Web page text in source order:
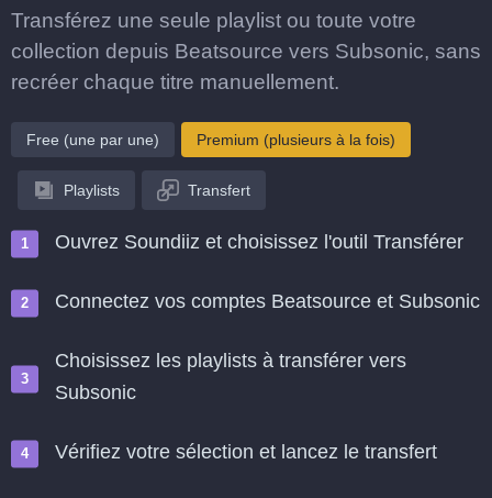
Transférez une seule playlist ou toute votre
collection depuis Beatsource vers Subsonic, sans
recréer chaque titre manuellement.
Free (une par une) Premium (plusieurs à la fois)
Playlists Transfert
Ouvrez Soundiiz et choisissez l'outil Transférer
Connectez vos comptes Beatsource et Subsonic
Choisissez les playlists à transférer vers
Subsonic
Vérifiez votre sélection et lancez le transfert